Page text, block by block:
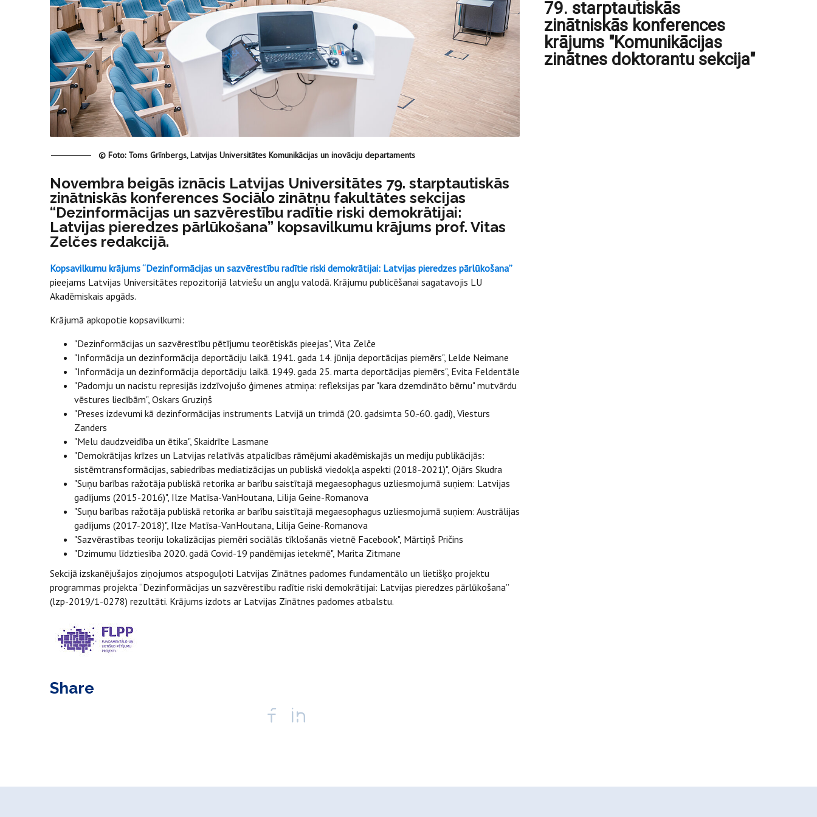
© Foto: Toms Grīnbergs, Latvijas Universitātes Komunikācijas un inovāciju departaments
Novembra beigās iznācis Latvijas Universitātes 79. starptautiskās
zinātniskās konferences Sociālo zinātņu fakultātes sekcijas
“Dezinformācijas un sazvērestību radītie riski demokrātijai:
Latvijas pieredzes pārlūkošana” kopsavilkumu krājums prof. Vitas
Zelčes redakcijā.
Kopsavilkumu krājums “Dezinformācijas un sazvērestību radītie riski demokrātijai: Latvijas pieredzes pārlūkošana”
pieejams Latvijas Universitātes repozitorijā latviešu un angļu valodā. Krājumu publicēšanai sagatavojis LU
Akadēmiskais apgāds.
Krājumā apkopotie kopsavilkumi:
"Dezinformācijas un sazvērestību pētījumu teorētiskās pieejas", Vita Zelče
"Informācija un dezinformācija deportāciju laikā. 1941. gada 14. jūnija deportācijas piemērs", Lelde Neimane
"Informācija un dezinformācija deportāciju laikā. 1949. gada 25. marta deportācijas piemērs", Evita Feldentāle
"Padomju un nacistu represijās izdzīvojušo ģimenes atmiņa: refleksijas par "kara dzemdināto bērnu" mutvārdu
vēstures liecībām", Oskars Gruziņš
"Preses izdevumi kā dezinformācijas instruments Latvijā un trimdā (20. gadsimta 50.-60. gadi), Viesturs
Zanders
"Melu daudzveidība un ētika", Skaidrīte Lasmane
"Demokrātijas krīzes un Latvijas relatīvās atpalicības rāmējumi akadēmiskajās un mediju publikācijās:
sistēmtransformācijas, sabiedrības mediatizācijas un publiskā viedokļa aspekti (2018-2021)", Ojārs Skudra
"Suņu barības ražotāja publiskā retorika ar barību saistītajā megaesophagus uzliesmojumā suņiem: Latvijas
gadījums (2015-2016)", Ilze Matīsa-VanHoutana, Lilija Geine-Romanova
"Suņu barības ražotāja publiskā retorika ar barību saistītajā megaesophagus uzliesmojumā suņiem: Austrālijas
gadījums (2017-2018)", Ilze Matīsa-VanHoutana, Lilija Geine-Romanova
"Sazvērastības teoriju lokalizācijas piemēri sociālās tīklošanās vietnē Facebook", Mārtiņš Pričins
"Dzimumu līdztiesība 2020. gadā Covid-19 pandēmijas ietekmē", Marita Zitmane
Sekcijā izskanējušajos ziņojumos atspoguļoti Latvijas Zinātnes padomes fundamentālo un lietišķo projektu
programmas projekta “Dezinformācijas un sazvērestību radītie riski demokrātijai: Latvijas pieredzes pārlūkošana”
(lzp-2019/1-0278) rezultāti. Krājums izdots ar Latvijas Zinātnes padomes atbalstu.
Share
79. starptautiskās
zinātniskās konferences
krājums "Komunikācijas
zinātnes doktorantu sekcija"